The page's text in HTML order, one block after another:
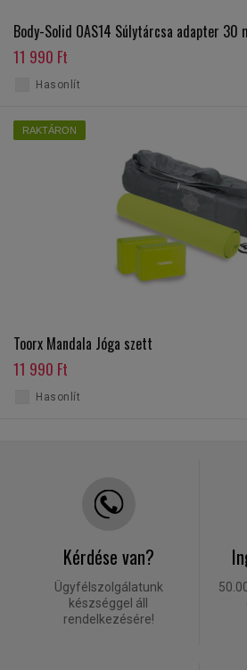
Body-Solid OAS14 Súlytárcsa adapter
11 990 Ft
Hasonlít
RAKTÁRON
Toorx Mandala Jóga szett
11 990 Ft
Hasonlít
Kérdése van?
Ügyfélszolgálatunk
készséggel áll
rendelkezésére!